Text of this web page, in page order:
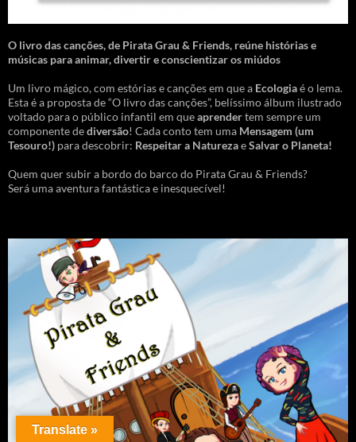
O livro das canções,de Pirata Grau & Friends, reúne histórias e
músicas para animar, divertir e conscientizar os miúdos
Um livro mágico, com estórias e canções em que a Ecologiaé o lema.
Esta é a proposta de “O livro das canções”, belíssimo álbum ilustrado
voltado para o público infantil em queaprendertem sempre um
componente dediversão! Cada conto tem uma Mensagem (um
Tesouro!) para descobrir: Respeitar a NaturezaeSalvar o Planeta!
Quem quer subir a bordo do barco do Pirata Grau & Friends?
Será uma aventura fantástica e inesquecível!
Translate »